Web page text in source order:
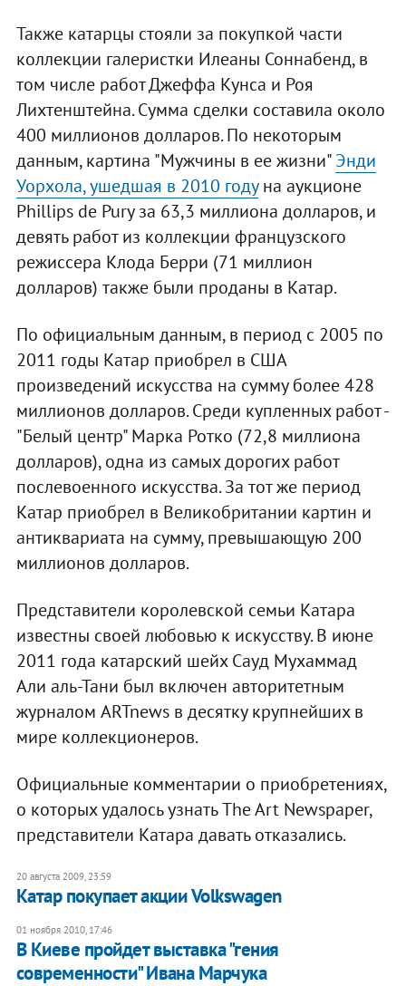
Также катарцы стояли за покупкой части
коллекции галеристки Илеаны Соннабенд, в
том числе работ Джеффа Кунса и Роя
Лихтенштейна. Сумма сделки составила около
400 миллионов долларов. По некоторым
данным, картина "Мужчины в ее жизни"Энди
Уорхола, ушедшая в 2010 годуна аукционе
Phillips de Pury за 63,3 миллиона долларов, и
девять работ из коллекции французского
режиссера Клода Берри (71 миллион
долларов) также были проданы в Катар.
По официальным данным, в период с 2005 по
2011 годы Катар приобрел в США
произведений искусства на сумму более 428
миллионов долларов. Среди купленных работ -
"Белый центр" Марка Ротко (72,8 миллиона
долларов), одна из самых дорогих работ
послевоенного искусства. За тот же период
Катар приобрел в Великобритании картин и
антиквариата на сумму, превышающую 200
миллионов долларов.
Представители королевской семьи Катара
известны своей любовью к искусству. В июне
2011 года катарский шейх Сауд Мухаммад
Али аль-Тани был включен авторитетным
журналом ARTnews в десятку крупнейших в
мире коллекционеров.
Официальные комментарии о приобретениях,
о которых удалось узнать The Art Newspaper,
представители Катара давать отказались.
20 августа 2009, 23:59
Катар покупает акции Volkswagen
01 ноября 2010, 17:46
В Киеве пройдет выставка "гения
современности" Ивана Марчука